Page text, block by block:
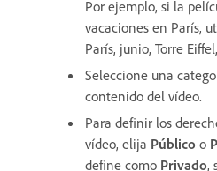
Por ejemplo, si la
vacaciones en París,
París, junio, Torre
Seleccione una
contenido del vídeo.
Para definir los
vídeo, elija Público o
define como Privado,